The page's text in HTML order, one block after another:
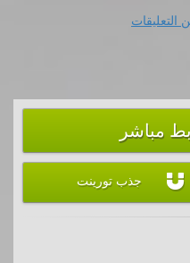
التعليقات
مباشر
 جذب تورينت